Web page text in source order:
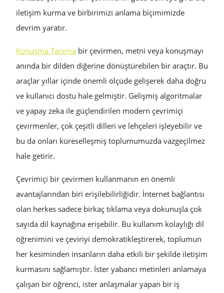
iletişim kurma ve birbirimizi anlama biçimimizde
devrim yaratır.
Konuşma Tanıma bir çevirmen, metni veya konuşmayı
anında bir dilden diğerine dönüştürebilen bir araçtır. Bu
araçlar yıllar içinde önemli ölçüde gelişerek daha doğru
ve kullanıcı dostu hale gelmiştir. Gelişmiş algoritmalar
ve yapay zeka ile güçlendirilen modern çevrimiçi
çevirmenler, çok çeşitli dilleri ve lehçeleri işleyebilir ve
bu da onları küreselleşmiş toplumumuzda vazgeçilmez
hale getirir.
Çevrimiçi bir çevirmen kullanmanın en önemli
avantajlarından biri erişilebilirliğidir. İnternet bağlantısı
olan herkes sadece birkaç tıklama veya dokunuşla çok
sayıda dil kaynağına erişebilir. Bu kullanım kolaylığı dil
öğrenimini ve çeviriyi demokratikleştirerek, toplumun
her kesiminden insanların daha etkili bir şekilde iletişim
kurmasını sağlamıştır. İster yabancı metinleri anlamaya
çalışan bir öğrenci, ister anlaşmalar yapan bir iş